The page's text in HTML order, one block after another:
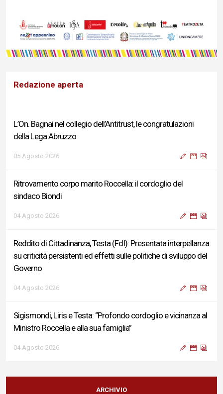
Redazione aperta
L’On. Bagnai nel collegio dell’Antitrust, le congratulazioni
della Lega Abruzzo
05 Agosto 2026
Ritrovamento corpo marito Roccella: il cordoglio del
sindaco Biondi
04 Agosto 2026
Reddito di Cittadinanza, Testa (FdI): Presentata interpellanza
su criticità persistenti ed effetti sulle politiche di sviluppo del
Governo
04 Agosto 2026
Sigismondi, Liris e Testa: “Profondo cordoglio e vicinanza al
Ministro Roccella e alla sua famiglia”
04 Agosto 2026
Terminal bus "Lorenzo Natali": modifiche temporanee alla
viabilità per il completamento dei lavori di riqualificazione
ARCHIVIO